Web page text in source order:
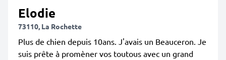
Elodie
73110, La Rochette
Plus de chien depuis 10ans. J'avais un Beauceron. Je
suis prête à promèner vos toutous avec un grand